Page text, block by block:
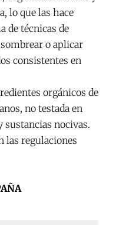
lo que las hace
de técnicas de
o aplicar
consistentes en
orgánicos de
no testada en
sustancias nocivas.
las regulaciones